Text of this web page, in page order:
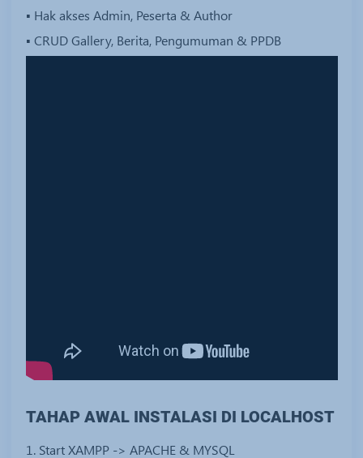
▪ Hak akses Admin, Peserta & Author
▪ CRUD Gallery, Berita, Pengumuman & PPDB
TAHAP AWAL INSTALASI DI LOCALHOST
1. Start XAMPP -> APACHE & MYSQL